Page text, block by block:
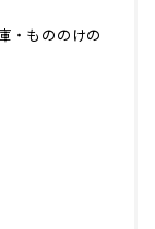
・もののけの